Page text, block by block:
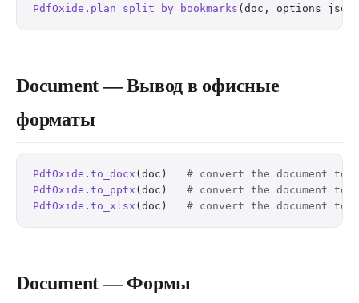
PdfOxide . plan_split_by_bookmarks (doc, options_json
Document — Вывод в офисные
форматы
PdfOxide . to_docx (doc) # convert the document to
PdfOxide . to_pptx (doc) # convert the document to
PdfOxide . to_xlsx (doc) # convert the document to
Document — Формы